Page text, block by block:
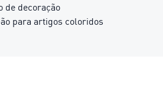
de decoração
para artigos coloridos